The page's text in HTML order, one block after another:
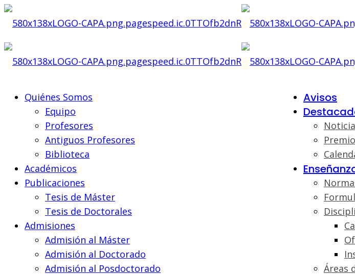
Avisos
Áreas
Quiénes Somos
Equipo
Profesores
Antiguos Profesores
Biblioteca
Académicos
Publicaciones
Tesis de Máster
Tesis de Doctorales
Admisiones
Admisión al Máster
Admisión al Doctorado
Admisión al Posdoctorado